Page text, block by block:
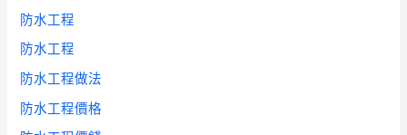
防水工程
防水工程
防水工程做法
防水工程價格